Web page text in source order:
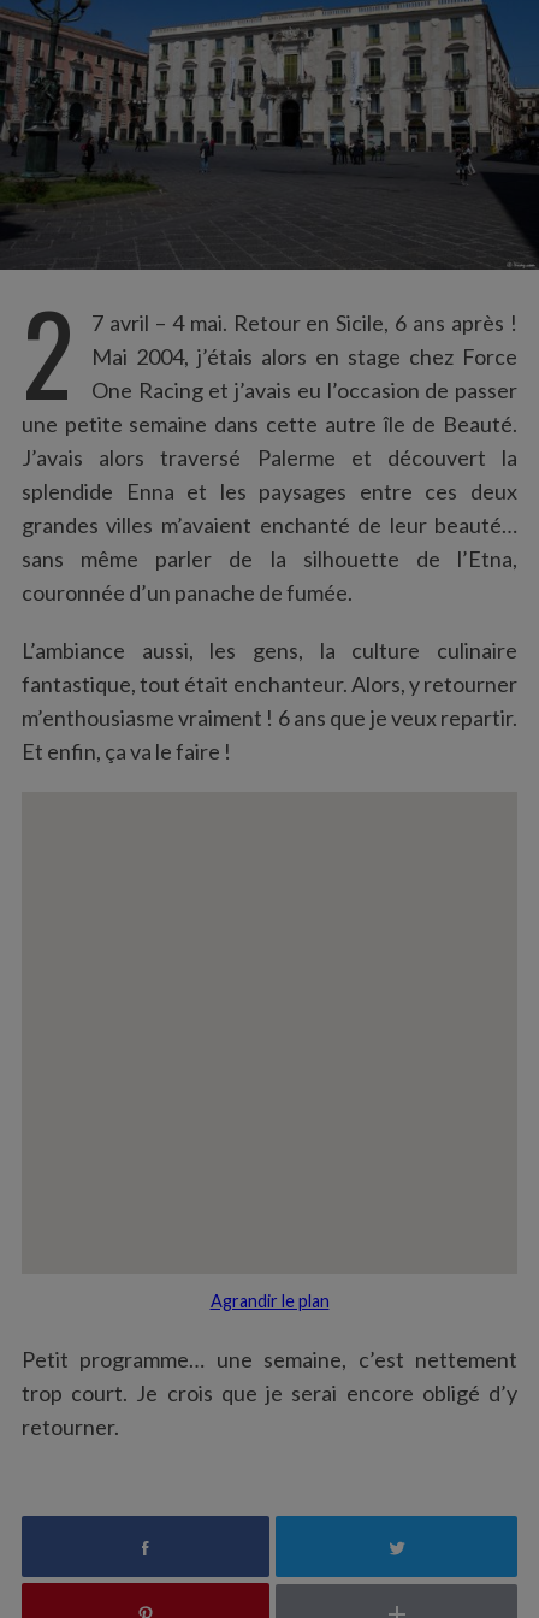
2
7 avril – 4 mai. Retour en Sicile, 6 ans après !
Mai 2004, j’étais alors en stage chez Force
One Racing et j’avais eu l’occasion de passer
une petite semaine dans cette autre île de Beauté.
J’avais alors traversé Palerme et découvert la
splendide Enna et les paysages entre ces deux
grandes villes m’avaient enchanté de leur beauté…
sans même parler de la silhouette de l’Etna,
couronnée d’un panache de fumée.
L’ambiance aussi, les gens, la culture culinaire
fantastique, tout était enchanteur. Alors, y retourner
m’enthousiasme vraiment ! 6 ans que je veux repartir.
Et enfin, ça va le faire !
Agrandir le plan
Petit programme… une semaine, c’est nettement
trop court. Je crois que je serai encore obligé d’y
retourner.